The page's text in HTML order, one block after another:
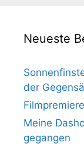
Neueste
der
Meine
gegangen